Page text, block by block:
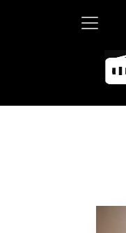
Martha Debayle en